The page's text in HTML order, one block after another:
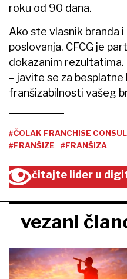
roku od 90 dana.
Ako ste vlasnik branda
poslovanja, CFCG je
dokazanim
– javite se za
franšizabilnosti vašeg
#ČOLAK FRANCHISE
#FRANŠIZE
#FRANŠIZA
čitajte lider u
vezani